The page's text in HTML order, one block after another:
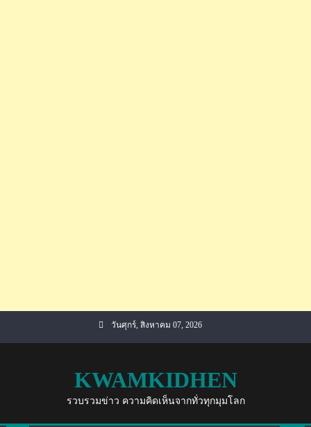
วันศุกร์, สิงหาคม 07, 2026
KWAMKIDHEN
รวบรวมข่าว ความคิดเห็นจากทั่วทุกมุมโลก